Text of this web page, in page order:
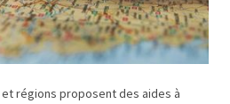
régions proposent des aides à